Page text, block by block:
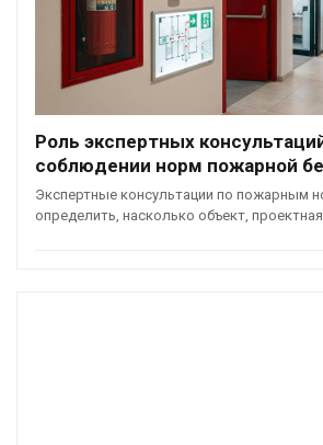
Роль экспертных
соблюдении норм пожарной
Экспертные консультации по пожарным
определить, насколько объект,